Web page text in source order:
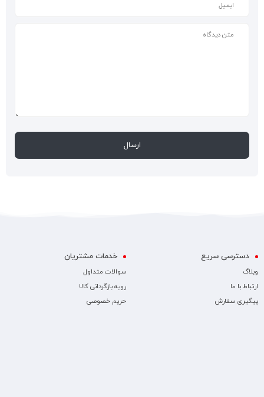
دسترسی سریع
وبلاگ
ارتباط با ما
پیگیری سفارش
خدمات مشتریان
سوالات متداول
رویه بازگردانی کالا
حریم خصوصی